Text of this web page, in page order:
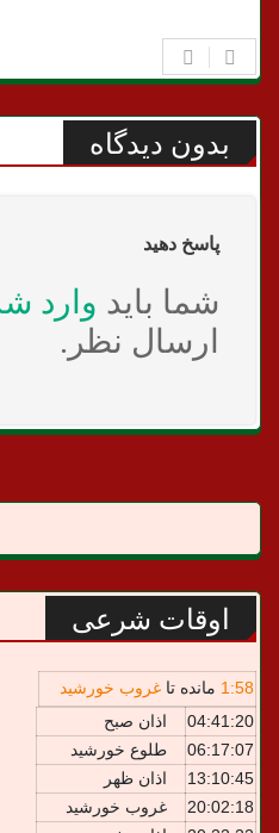
بدون دیدگاه
پاسخ دهید
شما باید وارد
ارسال نظر.
اوقات شرعی
1:58 مانده تا غروب خورشید
04:41:20
اذان صبح
06:17:07
طلوع خورشید
13:10:45
اذان ظهر
20:02:18
غروب خورشید